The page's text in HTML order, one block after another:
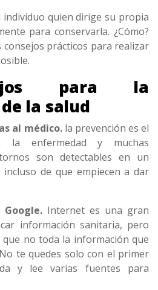
quien dirige su propia
para conservarla. ¿Cómo?
prácticos para realizar
para la
la salud
al médico.la prevención es el
la enfermedad y muchas
son detectables en un
incluso de que empiecen a dar
Internet es una gran
información sanitaria, pero
no toda la información que
te quedes solo con el primer
y lee varias fuentes para